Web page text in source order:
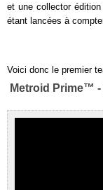
et une collector
étant lancées à
Voici donc le premier
Metroid Prime™ -